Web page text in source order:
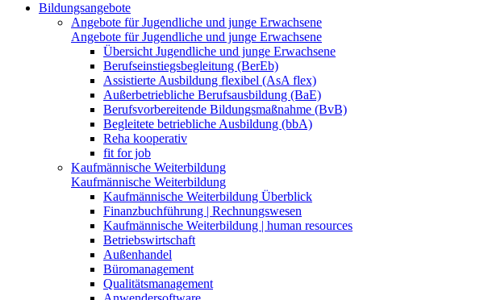
Bildungsangebote
Angebote für Jugendliche und junge Erwachsene
Angebote für Jugendliche und junge Erwachsene
Übersicht Jugendliche und junge Erwachsene
Berufseinstiegsbegleitung (BerEb)
Assistierte Ausbildung flexibel (AsA flex)
Außerbetriebliche Berufsausbildung (BaE)
Berufsvorbereitende Bildungsmaßnahme (BvB)
Begleitete betriebliche Ausbildung (bbA)
Reha kooperativ
fit for job
Kaufmännische Weiterbildung
Kaufmännische Weiterbildung
Kaufmännische Weiterbildung Überblick
Finanzbuchführung | Rechnungswesen
Kaufmännische Weiterbildung | human resources
Betriebswirtschaft
Außenhandel
Büromanagement
Qualitätsmanagement